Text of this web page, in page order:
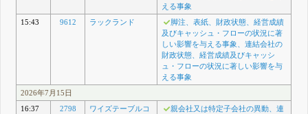
える事象
15:43
9612 ラックランド
脚注、表紙、財政状態、経営成績
及びキャッシュ・フローの状況に著
しい影響を与える事象、連結会社の
財政状態、経営成績及びキャッシ
ュ・フローの状況に著しい影響を与
える事象
2026年7月15日
16:37
2798
ワイズテーブルコ
親会社又は特定子会社の異動、連